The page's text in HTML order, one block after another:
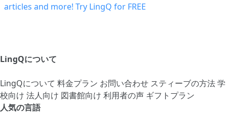
LingQについて
LingQについて 料金プラン お問い合わせ スティーブの方法学
校向け 法人向け 図書館向け 利用者の声 ギフトプラン
人気の言語